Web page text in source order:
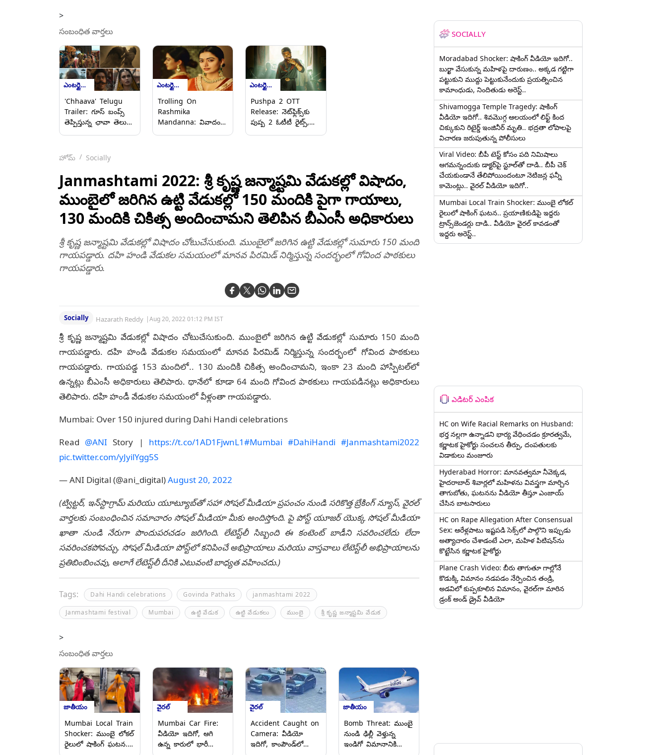
>
సంబంధిత వార్తలు
ఎంటర్టైన్మెంట్
'Chhaava' Telugu
Trailer: గూస్ బంప్స్
తెప్పిస్తున్న ఛావా తెలుగు
ముందుకు, వీడియో
ఎంటర్టైన్మెంట్
Trolling On
Rashmika
Mandanna: వివాదంలో
ఆగ్రహం, ఎందుకో
తెలుసా!
ఎంటర్టైన్మెంట్
Pushpa 2 OTT
Release: నెట్‌ఫ్లిక్స్‌కు
పుష్ప 2 ఓటీటీ రైట్స్,
ఎప్పుడంటే..
హోమ్ Socially
Janmashtami 2022: శ్రీ కృష్ణ జ‌న్మాష్ట‌మి వేడుక‌ల్లో విషాదం,
ముంబైలో జ‌రిగిన ఉట్టి వేడుక‌ల్లో 150 మందికి పైగా గాయాలు,
130 మందికి చికిత్స అందించామ‌ని తెలిపిన బీఎంసీ అధికారులు
శ్రీ కృష్ణ జ‌న్మాష్ట‌మి వేడుక‌ల్లో విషాదం చోటుచేసుకుంది. ముంబైలో జ‌రిగిన ఉట్టి వేడుక‌ల్లో సుమారు 150 మంది
గాయ‌ప‌డ్డారు. ద‌హి హండి వేడుక‌ల స‌మ‌యంలో మాన‌వ పిర‌మిడ్ నిర్మిస్తున్న సంద‌ర్భంలో గోవింద పాఠ‌కులు
గాయ‌ప‌డ్డారు.
Socially Hazarath Reddy |Aug 20, 2022 01:12 PM IST
శ్రీ కృష్ణ జ‌న్మాష్ట‌మి వేడుక‌ల్లో విషాదం చోటుచేసుకుంది. ముంబైలో జ‌రిగిన ఉట్టి వేడుక‌ల్లో సుమారు 150 మంది
గాయ‌ప‌డ్డారు. ద‌హి హండి వేడుక‌ల స‌మ‌యంలో మాన‌వ పిర‌మిడ్ నిర్మిస్తున్న సంద‌ర్భంలో గోవింద పాఠ‌కులు
గాయ‌ప‌డ్డారు. గాయ‌ప‌డ్డ 153 మందిలో.. 130 మందికి చికిత్స అందించామ‌ని, ఇంకా 23 మంది హాస్పిట‌ల్‌లో
ఉన్న‌ట్లు బీఎంసీ అధికారులు తెలిపారు. థానేలో కూడా 64 మంది గోవింద పాఠ‌కులు గాయ‌ప‌డిన‌ట్లు అధికారులు
తెలిపారు. ద‌హి హండీ వేడుక‌ల స‌మ‌యంలో వీళ్లంతా గాయ‌ప‌డ్డారు.
Mumbai: Over 150 injured during Dahi Handi celebrations
Read @ANI Story | https://t.co/1AD1FjwnL1#Mumbai #DahiHandi #Janmashtami2022
pic.twitter.com/yJyilYgg5S
— ANI Digital (@ani_digital)August 20, 2022
(ట్విట్టర్, ఇన్‌స్టాగ్రామ్ మరియు యూట్యూబ్‌తో సహా సోషల్ మీడియా ప్రపంచం నుండి సరికొత్త బ్రేకింగ్ న్యూస్, వైరల్
వార్తలకు సంబంధించిన సమాచారం సోషల్ మీడియా మీకు అందిస్తోంది. పై పోస్ట్ యూజర్ యొక్క సోషల్ మీడియా
ఖాతా నుండి నేరుగా పొందుపరచడం జరిగింది. లేటెస్ట్‌లీ సిబ్బంది ఈ కంటెంట్ బాడీని సవరించలేదు లేదా
సవరించకపోవచ్చు. సోషల్ మీడియా పోస్ట్‌లో కనిపించే అభిప్రాయాలు మరియు వాస్తవాలు లేటెస్ట్‌లీ అభిప్రాయాలను
ప్రతిబింబించవు, అలాగే లేటెస్ట్‌లీ దీనికి ఎటువంటి బాధ్యత వహించదు.)
Tags: Dahi Handi celebrations Govinda Pathaks janmashtami 2022
Janmashtami festival Mumbai ఉట్టి వేడుక‌ ఉట్టి వేడుక‌లు ముంబై శ్రీ కృష్ణ జ‌న్మాష్ట‌మి వేడుక‌
>
సంబంధిత వార్తలు
జాతీయం
Mumbai Local Train
Shocker: ముంబై లోకల్
రైలులో షాకింగ్ ఘటన..
వైరల్
Mumbai Car Fire:
వీడియో ఇదిగో, ఆగి
ఉన్న కారులో భారీ
వైరల్
Accident Caught on
Camera: వీడియో
ఇదిగో, కాంపౌండ్‌లో
జాతీయం
Bomb Threat: ముంబై
నుండి ఢిల్లీ వెళ్తున్న
ఇండిగో విమానానికి
SOCIALLY
Moradabad Shocker: షాకింగ్ వీడియో ఇదిగో..
బుర్ఖా వేసుకున్న మహిళపై దారుణం.. అక్కడ గట్టిగా
పట్టుకుని ముద్దు పెట్టుకునేందుకు ప్రయత్నించిన
కామాంధుడు, నిందితుడు అరెస్ట్..
Shivamogga Temple Tragedy: షాకింగ్
వీడియో ఇదిగో.. శివమొగ్గ ఆలయంలో లిఫ్ట్ కింద
చిక్కుకుని రిటైర్డ్ ఇంజినీర్ మృతి.. భద్రతా లోపాలపై
విచారణ జరుపుతున్న పోలీసులు
Viral Video: బీపీ టెస్ట్‌ కోసం పది నిమిషాలు
ఆగమన్నందుకు డాక్టర్‌పై స్టూల్‌తో దాడి.. బీపీ చెక్
చేయకుండానే తేలిపోయిందంటూ నెటిజన్ల ఫన్నీ
కామెంట్లు.. వైరల్ వీడియో ఇదిగో..
Mumbai Local Train Shocker: ముంబై లోకల్
రైలులో షాకింగ్ ఘటన.. ప్రయాణికుడిపై ఇద్దరు
ట్రాన్స్‌జెండర్లు దాడి.. వీడియో వైరల్ కావడంతో
ఇద్దరు అరెస్ట్..
ఎడిటర్ ఎంపిక
HC on Wife Racial Remarks on Husband:
భర్త న‌ల్ల‌గా ఉన్నాడ‌ని భార్య వేధించ‌డం క్రూర‌త్వ‌మే,
కర్ణాటక హైకోర్టు సంచలన తీర్పు, దంపతులకు
విడాకులు మంజూరు
Hyderabad Horror: మానవత్వమా నీవెక్కడ,
హైదరాబాద్ శివార్లలో మహిళను వివస్త్రగా మార్చిన
తాగుబోతు, ఘటనను వీడియో తీస్తూ ఎంజాయ్
చేసిన బాటసారులు
HC on Rape Allegation After Consensual
Sex: ఆరేళ్లపాటు ఇష్టపడి సెక్స్‌లో పాల్గొని ఇప్పుడు
అత్యాచారం చేశాడంటే ఎలా, మహిళ పిటిషన్‌ను
కొట్టేసిన కర్ణాటక హైకోర్టు
Plane Crash Video: బీరు తాగుతూ గాల్లోనే
కొడుక్కి విమానం నడపడం నేర్పించిన తండ్రి,
అడవిలో కుప్పకూలిన విమానం, వైరల్‌గా మారిన
డ్రంక్‌ అండ్ డ్రైవ్ వీడియో